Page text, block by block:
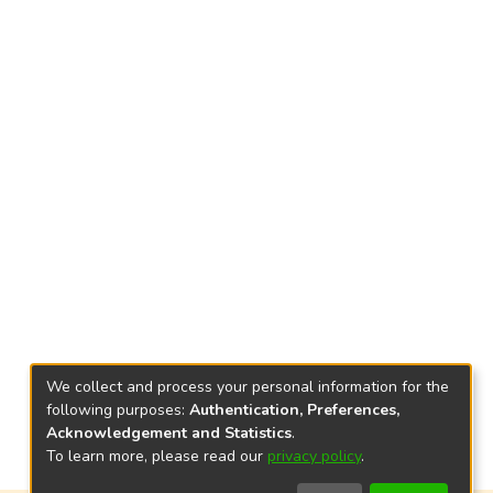
We collect and process your personal information for the
following purposes: Authentication, Preferences,
Acknowledgement and Statistics.
To learn more, please read our privacy policy.